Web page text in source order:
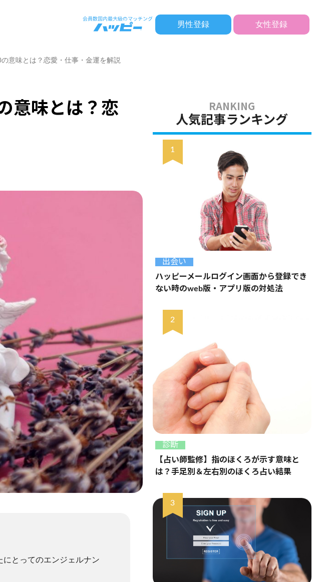
男性登録 女性登録
意味とは？恋愛・仕事・金運を解説
意味とは？恋
とってのエンジェルナン
人気記事ランキング
出会い
ハッピーメールログイン画面から登録でき
ない時のweb版・アプリ版の対処法
診断
【占い師監修】指のほくろが示す意味と
は？手足別＆左右別のほくろ占い結果